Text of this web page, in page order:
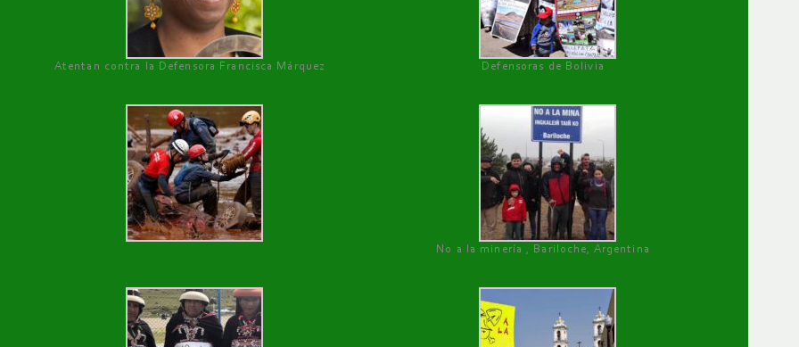
Atentan contra la Defensora Francisca Márquez Defensoras de Bolivia
No a la minería , Bariloche, Argentina